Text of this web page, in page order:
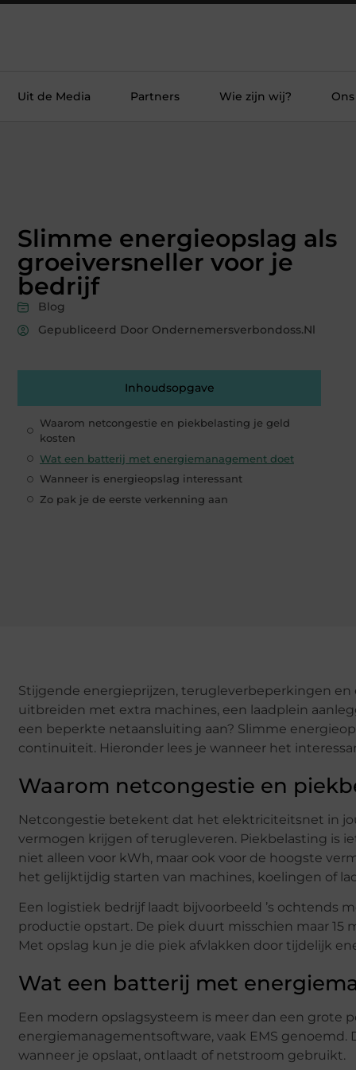
Uit de Media Partners Wie zijn wij?
Slimme energieopslag als
groeiversneller voor je
bedrijf
Blog
Gepubliceerd Door Ondernemersverbondoss.nl
Inhoudsopgave
Waarom netcongestie en piekbelasting je geld
kosten
Wat een batterij met energiemanagement doet
Wanneer is energieopslag interessant
Zo pak je de eerste verkenning aan
Stijgende energieprijzen, terugleverbeperkingen
uitbreiden met extra machines, een laadplein
een beperkte netaansluiting aan? Slimme
continuiteit. Hieronder lees je wanneer het
Waarom netcongestie en
Netcongestie betekent dat het elektriciteitsnet in
vermogen krijgen of terugleveren. Piekbelasting is
niet alleen voor kWh, maar ook voor de hoogste
het gelijktijdig starten van machines, koelingen of
Een logistiek bedrijf laadt bijvoorbeeld ’s ochtends
productie opstart. De piek duurt misschien maar 15
Met opslag kun je die piek afvlakken door tijdelijk
Wat een batterij met
Een modern opslagsysteem is meer dan een grote
energiemanagementsoftware, vaak EMS
wanneer je opslaat, ontlaadt of netstroom gebruikt.